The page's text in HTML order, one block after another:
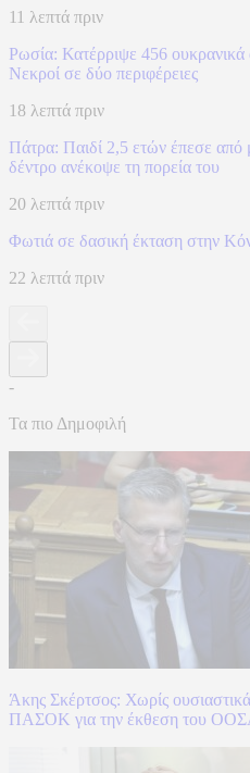
11 λεπτά πριν
Ρωσία: Κατέρριψε 456
Νεκροί σε δύο περιφέρειες
18 λεπτά πριν
Πάτρα: Παιδί 2,5 ετών έπεσε από
δέντρο ανέκοψε τη πορεία του
20 λεπτά πριν
Φωτιά σε δασική έκταση στην
22 λεπτά πριν
-
Τα πιο Δημοφιλή
Άκης Σκέρτσος: Χωρίς
ΠΑΣΟΚ για την έκθεση του